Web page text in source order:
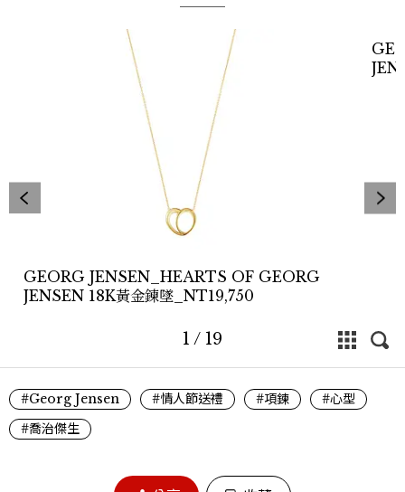
GEORG JENSEN_HEARTS OF GEORG
JENSEN 18K黃金鍊墜_NT19,750
1 / 19
#Georg Jensen #情人節送禮 #項鍊
#心型
#喬治傑生